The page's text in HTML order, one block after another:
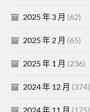
2025 年 3 月 (62)
2025 年 2 月 (65)
2025 年 1 月 (236)
2024 年 12 月 (374)
2024 年 11 月 (175)